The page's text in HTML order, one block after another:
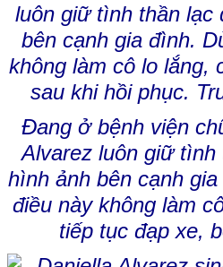
Đang ở bệnh viện
Alvarez luôn giữ
hình ảnh bên cạnh
điều này không làm
tiếp tục đạp xe,